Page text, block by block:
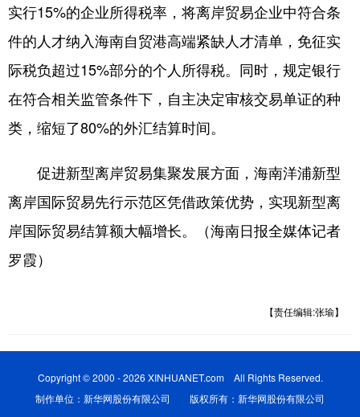
实行15%的企业所得税率，将离岸贸易企业中符合条
件的人才纳入海南自贸港高端紧缺人才清单，免征实
际税负超过15%部分的个人所得税。同时，规定银行
在符合相关监管条件下，自主决定审核交易单证的种
类，缩短了80%的外汇结算时间。
促进新型离岸贸易集聚发展方面，海南洋浦新型
离岸国际贸易先行示范区凭借政策优势，实现新型离
岸国际贸易结算额大幅增长。（海南日报全媒体记者
罗霞）
【责任编辑:张瑜】
Copyright © 2000 - 2026 XINHUANET.com All Rights Reserved.
制作单位：新华网股份有限公司 版权所有：新华网股份有限公司